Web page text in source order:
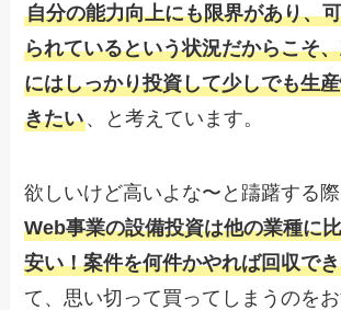
自分の能力向上にも限界があり、
られているという状況だからこそ
にはしっかり投資して少しでも生
きたい、と考えています。
欲しいけど高いよな〜と躊躇する
Web事業の設備投資は他の業種に
安い！案件を何件かやれば回収で
て、思い切って買ってしまうのを